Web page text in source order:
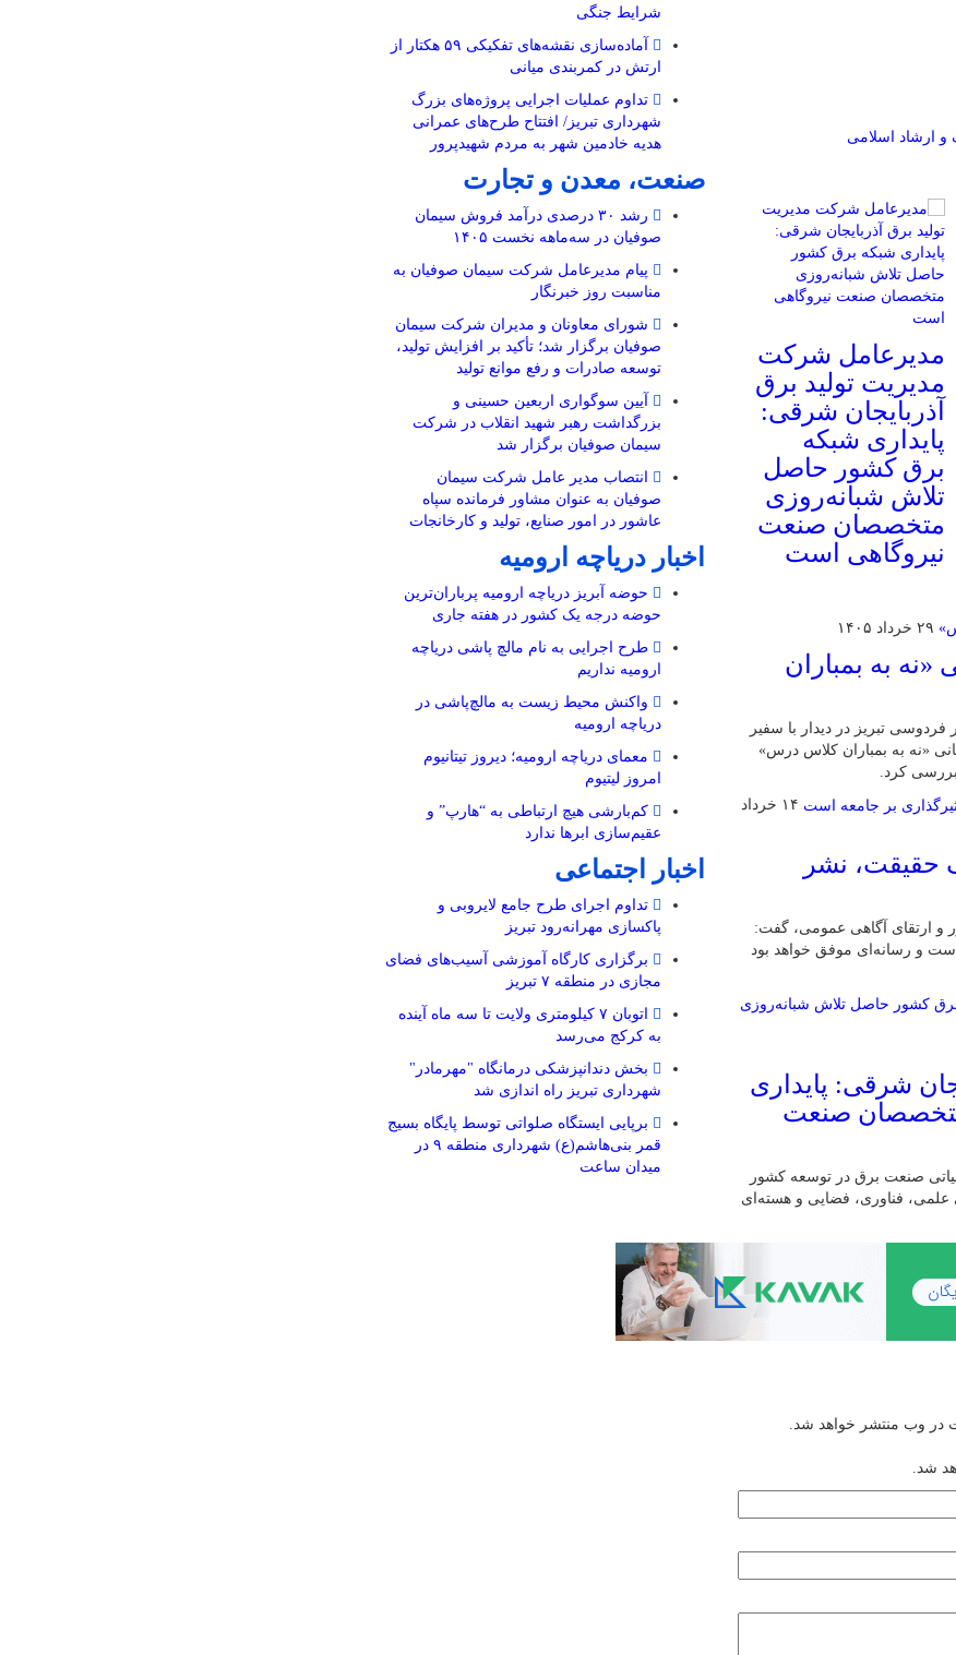
و ارشاد اسلامی
مدیرعامل شرکت
مدیریت تولید برق
آذربایجان شرقی:
پایداری شبکه
برق کشور حاصل
تلاش شبانه‌روزی
متخصصان صنعت
نیروگاهی است
۲۹ خرداد ۱۴۰۵
به بمباران
تبریز در دیدار با سفیر
«نه به بمباران کلاس درس»
۱۴ خرداد
حقیقت، نشر
و ارتقای آگاهی عمومی، گفت:
و رسانه‌ای موفق خواهد بود
شرقی: پایداری
صنعت
صنعت برق در توسعه کشور
علمی، فناوری، فضایی و هسته‌ای
در وب منتشر خواهد شد.
شد.
شرایط جنگی
آماده‌سازی نقشه‌های تفکیکی ۵۹ هکتار از
ارتش در کمربندی میانی
تداوم عملیات اجرایی پروژه‌های بزرگ
شهرداری تبریز/ افتتاح طرح‌های عمرانی
هدیه خادمین شهر به مردم شهیدپرور
صنعت، معدن و تجارت
رشد ۳۰ درصدی درآمد فروش سیمان
صوفیان در سه‌ماهه نخست ۱۴۰۵
پیام مدیرعامل شرکت سیمان صوفیان به
مناسبت روز خبرنگار
شورای معاونان و مدیران شرکت سیمان
صوفیان برگزار شد؛ تأکید بر افزایش تولید،
توسعه صادرات و رفع موانع تولید
آیین سوگواری اربعین حسینی و
بزرگداشت رهبر شهید انقلاب در شرکت
سیمان صوفیان برگزار شد
انتصاب مدیر عامل شرکت سیمان
صوفیان به عنوان مشاور فرمانده سپاه
عاشور در امور صنایع، تولید و کارخانجات
اخبار دریاچه ارومیه
حوضه آبریز دریاچه ارومیه پرباران‌ترین
حوضه‌ درجه یک کشور در هفته جاری
طرح اجرایی به نام مالچ پاشی دریاچه
ارومیه نداریم
واکنش محیط زیست به مالچ‌پاشی در
دریاچه ارومیه
معمای دریاچه ارومیه؛ دیروز تیتانیوم
امروز لیتیوم
کم‌بارشی هیچ ارتباطی به “هارپ” و
عقیم‌سازی ابرها ندارد
اخبار اجتماعی
تداوم اجرای طرح جامع لایروبی و
پاکسازی مهرانه‌رود تبریز
برگزاری کارگاه آموزشی آسیب‌های فضای
مجازی در منطقه ۷ تبریز
اتوبان ۷ کیلومتری ولایت تا سه ماه آینده
به کرکج می‌رسد
بخش دندانپزشکی درمانگاه "مهرمادر"
شهرداری تبریز راه اندازی شد
برپایی ایستگاه صلواتی توسط پایگاه بسیج
قمر بنی‌هاشم(ع) شهرداری منطقه ۹ در
میدان ساعت